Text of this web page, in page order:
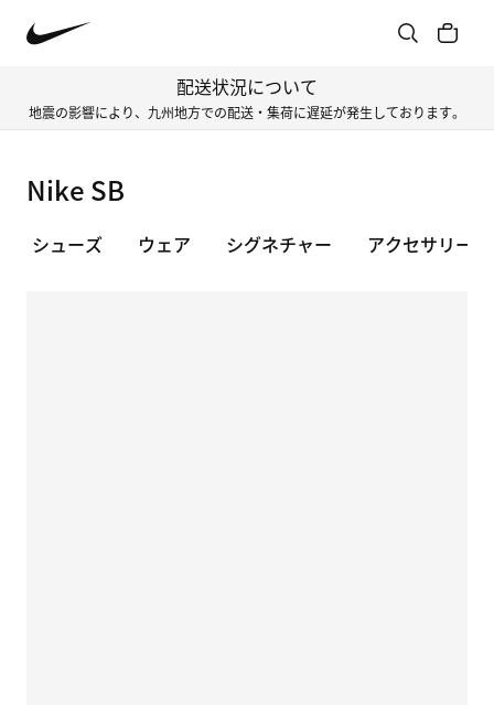
配送状況について
地震の影響により、九州地方での配送・集荷に遅延が発生しております。
Nike SB
シューズ ウェア シグネチャー アクセサリー